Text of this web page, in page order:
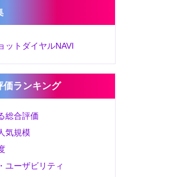
ットダイヤルNAVI
価ランキング
総合評価
気規模
ユーザビリティ